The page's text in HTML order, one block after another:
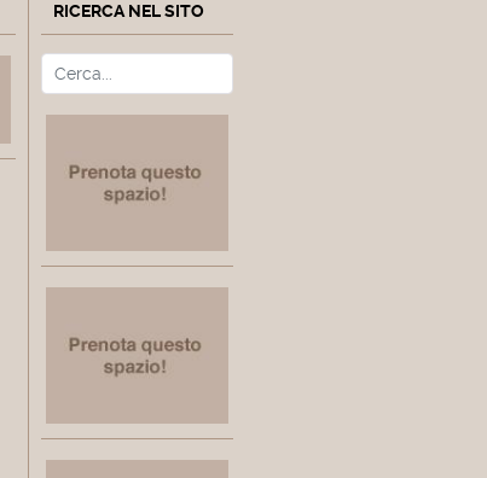
RICERCA NEL SITO
Cerca Type 2 or more characters